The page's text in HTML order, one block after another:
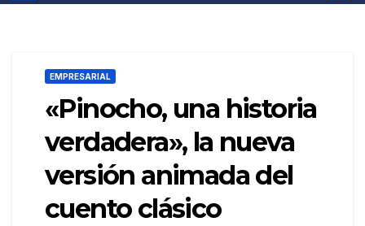
EMPRESARIAL
«Pinocho, una historia
verdadera», la nueva
versión animada del
cuento clásico